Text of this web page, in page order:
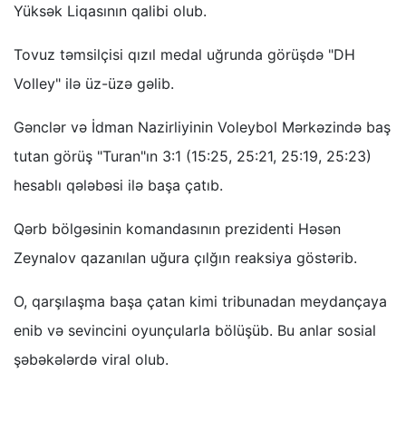
Yüksək Liqasının qalibi olub.
Tovuz təmsilçisi qızıl medal uğrunda görüşdə "DH
Volley" ilə üz-üzə gəlib.
Gənclər və İdman Nazirliyinin Voleybol Mərkəzində baş
tutan görüş "Turan"ın 3:1 (15:25, 25:21, 25:19, 25:23)
hesablı qələbəsi ilə başa çatıb.
Qərb bölgəsinin komandasının prezidenti Həsən
Zeynalov qazanılan uğura çılğın reaksiya göstərib.
O, qarşılaşma başa çatan kimi tribunadan meydançaya
enib və sevincini oyunçularla bölüşüb. Bu anlar sosial
şəbəkələrdə viral olub.